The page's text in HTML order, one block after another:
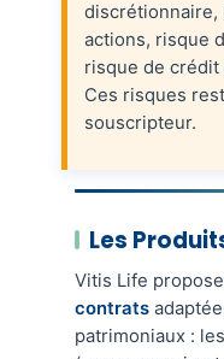
discrétionnaire,
actions, risque
risque de
Ces risques
souscripteur.
Les
Vitis Life
contrats
patrimoniaux :